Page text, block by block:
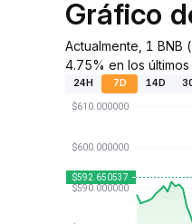
Gráfico
Actualmente, 1 BNB
4.75% en los últimos
24H 7D 14D